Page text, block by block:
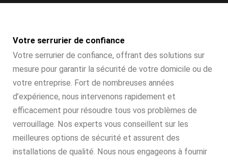
Votre serrurier de confiance
Votre serrurier de confiance, offrant des solutions sur
mesure pour garantir la sécurité de votre domicile ou de
votre entreprise. Fort de nombreuses années
d’expérience, nous intervenons rapidement et
efficacement pour résoudre tous vos problèmes de
verrouillage. Nos experts vous conseillent sur les
meilleures options de sécurité et assurent des
installations de qualité. Nous nous engageons à fournir